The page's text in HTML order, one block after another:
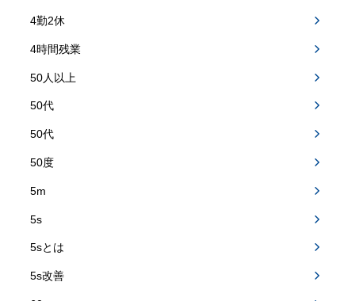
4勤2休
4時間残業
50人以上
50代
50代
50度
5m
5s
5sとは
5s改善